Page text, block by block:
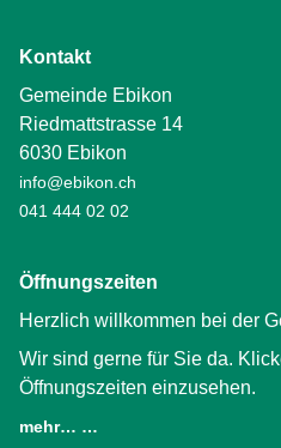
Kontakt
Gemeinde Ebikon
Riedmattstrasse 14
6030 Ebikon
info@ebikon.ch
041 444 02 02
Öffnungszeiten
Herzlich willkommen bei der
Wir sind gerne für Sie da.
Öffnungszeiten einzusehen.
mehr… …